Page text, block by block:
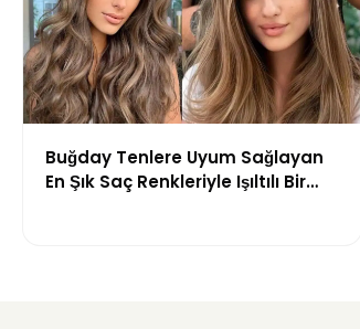
Buğday Tenlere Uyum Sağlayan
En Şık Saç Renkleriyle Işıltılı Bir